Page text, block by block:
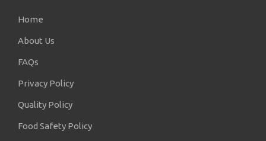
θεραπείες.
Home
About Us
FAQs
Privacy Policy
Quality Policy
Food Safety Policy